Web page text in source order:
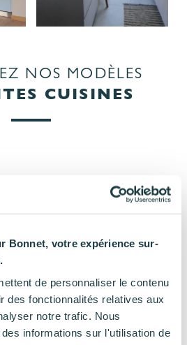
Bonnet, votre expérience sur-
de personnaliser le contenu
des fonctionnalités relatives aux
notre trafic. Nous
informations sur l'utilisation de
NOS MODÈLES
CUISINES